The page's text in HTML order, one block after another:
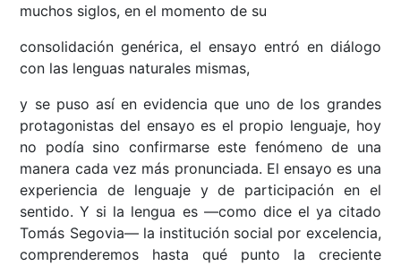
muchos siglos, en el momento de su
consolidación genérica, el ensayo entró en diálogo
con las lenguas naturales mismas,
y se puso así en evidencia que uno de los grandes
protagonistas del ensayo es el propio lenguaje, hoy
no podía sino confirmarse este fenómeno de una
manera cada vez más pronunciada. El ensayo es una
experiencia de lenguaje y de participación en el
sentido. Y si la lengua es —como dice el ya citado
Tomás Segovia— la institución social por excelencia,
comprenderemos hasta qué punto la creciente